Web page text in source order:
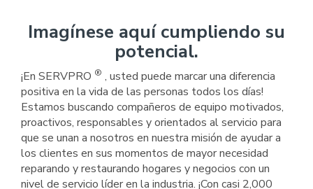
Imagínese aquí cumpliendo su
potencial.
¡En SERVPRO ® , usted puede marcar una diferencia
positiva en la vida de las personas todos los días!
Estamos buscando compañeros de equipo motivados,
proactivos, responsables y orientados al servicio para
que se unan a nosotros en nuestra misión de ayudar a
los clientes en sus momentos de mayor necesidad
reparando y restaurando hogares y negocios con un
nivel de servicio líder en la industria. ¡Con casi 2,000